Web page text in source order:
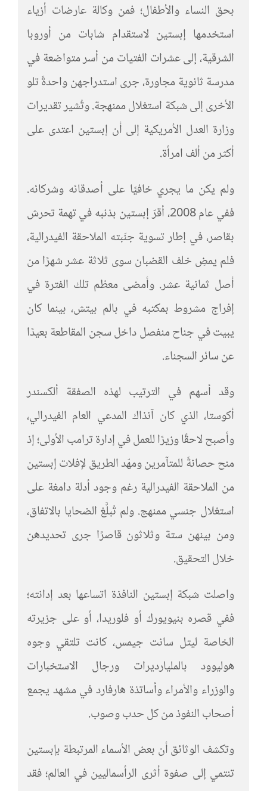
بحق النساء والأطفال؛ فمن وكالة عارضات أزياء
استخدمها إبستين لاستقدام شابات من أوروبا
الشرقية، إلى عشرات الفتيات من أسر متواضعة في
مدرسة ثانوية مجاورة، جرى استدراجهن واحدةً تلو
الأخرى إلى شبكة استغلال ممنهجة. وتُشير تقديرات
وزارة العدل الأمريكية إلى أن إبستين اعتدى على
أكثر من ألف امرأة.
ولم يكن ما يجري خافيًا على أصدقائه وشركائه.
ففي عام 2008، أقرّ إبستين بذنبه في تهمة تحرش
بقاصر، في إطار تسوية جنّبته الملاحقة الفيدرالية،
فلم يمضِ خلف القضبان سوى ثلاثة عشر شهرًا من
أصل ثمانية عشر. وأمضى معظم تلك الفترة في
إفراج مشروط بمكتبه في بالم بيتش، بينما كان
يبيت في جناح منفصل داخل سجن المقاطعة بعيدًا
عن سائر السجناء.
وقد أسهم في الترتيب لهذه الصفقة ألكسندر
أكوستا، الذي كان آنذاك المدعي العام الفيدرالي،
وأصبح لاحقًا وزيرًا للعمل في إدارة ترامب الأولى؛ إذ
منح حصانةً للمتآمرين ومهّد الطريق لإفلات إبستين
من الملاحقة الفيدرالية رغم وجود أدلة دامغة على
استغلال جنسي ممنهج. ولم تُبلَّغ الضحايا بالاتفاق،
ومن بينهن ستة وثلاثون قاصرًا جرى تحديدهن
خلال التحقيق.
واصلت شبكة إبستين النافذة اتساعها بعد إدانته؛
ففي قصره بنيويورك أو فلوريدا، أو على جزيرته
الخاصة ليتل سانت جيمس، كانت تلتقي وجوه
هوليوود بالمليارديرات ورجال الاستخبارات
والوزراء والأمراء وأساتذة هارفارد في مشهد يجمع
أصحاب النفوذ من كل حدب وصوب.
وتكشف الوثائق أن بعض الأسماء المرتبطة بإبستين
تنتمي إلى صفوة أثرى الرأسماليين في العالم؛ فقد